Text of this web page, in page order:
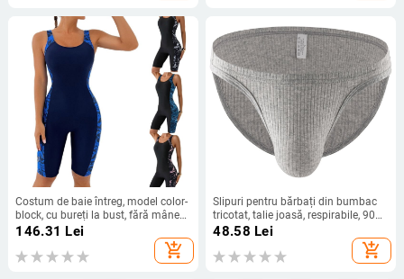
Costum de baie întreg, model color-
block, cu bureți la bust, fără mâneci,
poliester
146.31 Lei
add_shopping_cart
Slipuri pentru bărbați din bumbac
tricotat, talie joasă, respirabile, 90–
95% bumbac
48.58 Lei
add_shopping_cart